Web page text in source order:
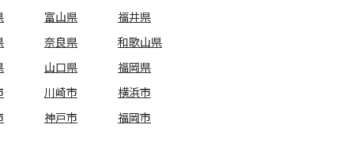
富山県
福井県
奈良県
和歌山県
山口県
福岡県
川崎市
横浜市
神戸市
福岡市